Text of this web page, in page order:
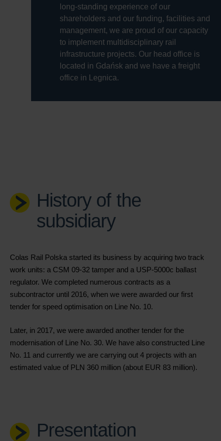
long-standing experience of our
shareholders and our funding, facilities and
management, we are proud of our capacity
to implement multidisciplinary rail
infrastructure projects. Our head office is
located in Gdańsk and we have a freight
office in Legnica.
History of the
subsidiary
Colas Rail Polska started its business by acquiring two track
work units: a CSM 09-32 tamper and a USP-5000c ballast
regulator. We completed numerous contracts as a
subcontractor until 2016, when we were awarded our first
tender for speed optimisation on Line No. 10.
Later, in 2017, we were awarded another tender for the
modernisation of Line No. 30. We have also constructed Line
No. 11 and currently we are carrying out 4 projects with an
estimated value of PLN 360 million (about EUR 83 million).
Presentation